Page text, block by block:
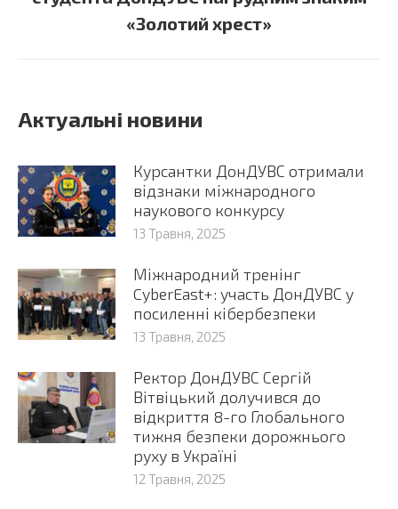
«Золотий хрест»
Актуальні новини
Курсантки ДонДУВС отримали
відзнаки міжнародного
наукового конкурсу
13 Травня, 2025
Міжнародний тренінг
CyberEast+: участь ДонДУВС у
посиленні кібербезпеки
13 Травня, 2025
Ректор ДонДУВС Сергій
Вітвіцький долучився до
відкриття 8-го Глобального
тижня безпеки дорожнього
руху в Україні
12 Травня, 2025